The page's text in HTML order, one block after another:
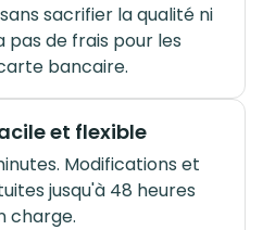
sacrifier la qualité ni
pas de frais pour les
bancaire.
et flexible
Modifications et
jusqu'à 48 heures
charge.